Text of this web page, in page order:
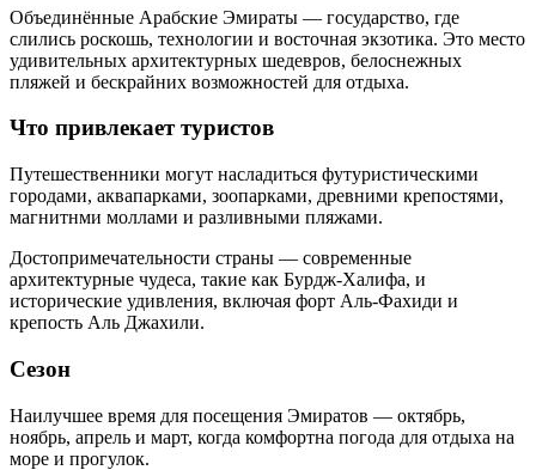
Объединённые Арабские Эмираты — государство, где
слились роскошь, технологии и восточная экзотика. Это место
удивительных архитектурных шедевров, белоснежных
пляжей и бескрайних возможностей для отдыха.
Что привлекает туристов
Путешественники могут насладиться футуристическими
городами, аквапарками, зоопарками, древними крепостями,
магнитнми моллами и разливными пляжами.
Достопримечательности страны — современные
архитектурные чудеса, такие как Бурдж-Халифа, и
исторические удивления, включая форт Аль-Фахиди и
крепость Аль Джахили.
Сезон
Наилучшее время для посещения Эмиратов — октябрь,
ноябрь, апрель и март, когда комфортна погода для отдыха на
море и прогулок.